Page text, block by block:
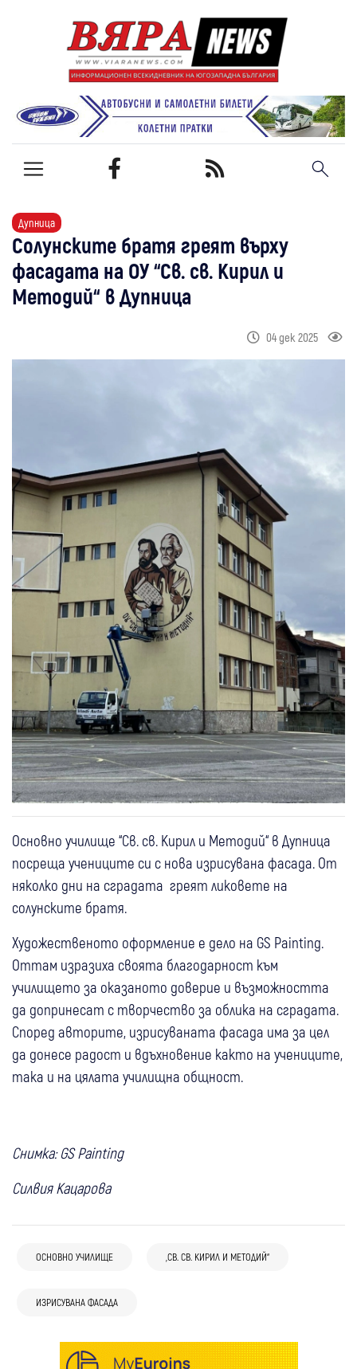
Дупница
Солунските братя греят върху
фасадата на ОУ “Св. св. Кирил и
Методий“ в Дупница
04 дек 2025
Основно училище “Св. св. Кирил и Методий“ в Дупница
посреща учениците си с нова изрисувана фасада. От
няколко дни на сградата греят ликовете на
солунските братя.
Художественото оформление е дело на GS Painting.
Оттам изразиха своята благодарност към
училището за оказаното доверие и възможността
да допринесат с творчество за облика на сградата.
Според авторите, изрисуваната фасада има за цел
да донесе радост и вдъхновение както на учениците,
така и на цялата училищна общност.
Снимка: GS Painting
Силвия Кацарова
ОСНОВНО УЧИЛИЩЕ „СВ. СВ. КИРИЛ И МЕТОДИЙ“
ИЗРИСУВАНА ФАСАДА